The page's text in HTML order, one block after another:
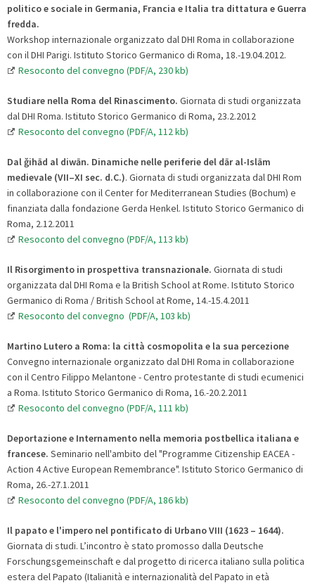
politico e sociale in Germania, Francia e Italia tra dittatura e Guerra
fredda.
Workshop internazionale organizzato dal DHI Roma in collaborazione
con il DHI Parigi. Istituto Storico Germanico di Roma, 18.-19.04.2012.
Resoconto del convegno (PDF/A, 230 kb)
Studiare nella Roma del Rinascimento. Giornata di studi organizzata
dal DHI Roma. Istituto Storico Germanico di Roma, 23.2.2012
Resoconto del convegno (PDF/A, 112 kb)
Dal ǧihād al diwān. Dinamiche nelle periferie del dār al-Islām
medievale (VII–XI sec. d.C.). Giornata di studi organizzata dal DHI Rom
in collaborazione con il Center for Mediterranean Studies (Bochum) e
finanziata dalla fondazione Gerda Henkel. Istituto Storico Germanico di
Roma, 2.12.2011
Resoconto del convegno (PDF/A, 113 kb)
Il Risorgimento in prospettiva transnazionale. Giornata di studi
organizzata dal DHI Roma e la British School at Rome. Istituto Storico
Germanico di Roma / British School at Rome, 14.-15.4.2011
Resoconto del convegno (PDF/A, 103 kb)
Martino Lutero a Roma: la città cosmopolita e la sua percezione
Convegno internazionale organizzato dal DHI Roma in collaborazione
con il Centro Filippo Melantone - Centro protestante di studi ecumenici
a Roma. Istituto Storico Germanico di Roma, 16.-20.2.2011
Resoconto del convegno (PDF/A, 111 kb)
Deportazione e Internamento nella memoria postbellica italiana e
francese. Seminario nell'ambito del "Programme Citizenship EACEA -
Action 4 Active European Remembrance". Istituto Storico Germanico di
Roma, 26.-27.1.2011
Resoconto del convegno (PDF/A, 186 kb)
Il papato e l'impero nel pontificato di Urbano VIII (1623 – 1644).
Giornata di studi. L’incontro è stato promosso dalla Deutsche
Forschungsgemeinschaft e dal progetto di ricerca italiano sulla politica
estera del Papato (Italianità e internazionalità del Papato in età